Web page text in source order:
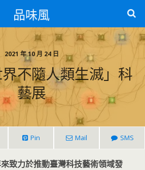
品味風
2021 年 10 月 24 日
不隨人類生滅」科
藝展
Pin Mail SMS
致力於推動臺灣科技藝術領域發